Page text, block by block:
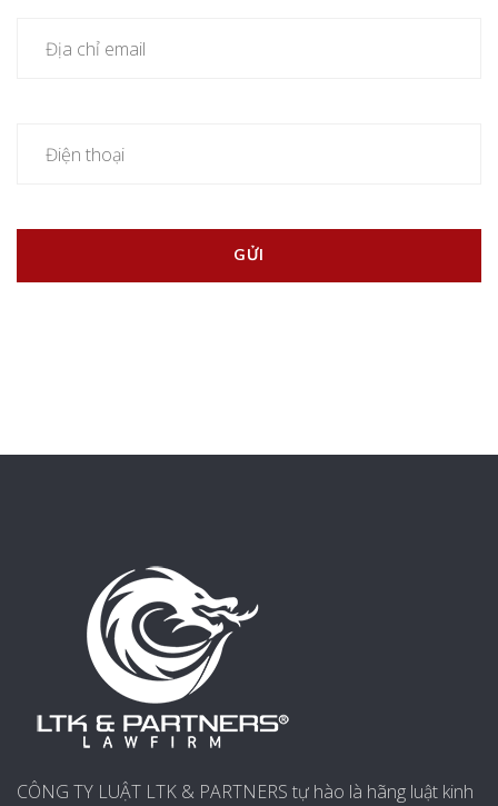
CÔNG TY LUẬT LTK & PARTNERS tự hào là hãng luật kinh